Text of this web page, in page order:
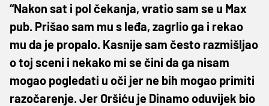
“Nakon sat i pol čekanja, vratio sam se u Max
pub. Prišao sam mu s leđa, zagrlio ga i rekao
mu da je propalo. Kasnije sam često razmišljao
o toj sceni i nekako mi se čini da ga nisam
mogao pogledati u oči jer ne bih mogao primiti
razočarenje. Jer Oršiću je Dinamo oduvijek bio